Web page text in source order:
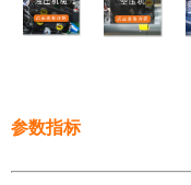
参数指标